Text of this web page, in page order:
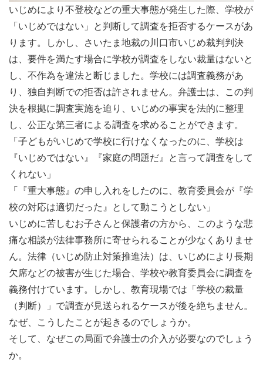
いじめにより不登校などの重大事態が発生した際、学校が
「いじめではない」と判断して調査を拒否するケースがあ
ります。しかし、さいたま地裁の川口市いじめ裁判判決
は、要件を満たす場合に学校が調査をしない裁量はないと
し、不作為を違法と断じました。学校には調査義務があ
り、独自判断での拒否は許されません。弁護士は、この判
決を根拠に調査実施を迫り、いじめの事実を法的に整理
し、公正な第三者による調査を求めることができます。
「子どもがいじめで学校に行けなくなったのに、学校は
『いじめではない』『家庭の問題だ』と言って調査をして
くれない」
「『重大事態』の申し入れをしたのに、教育委員会が『学
校の対応は適切だった』として動こうとしない」
いじめに苦しむお子さんと保護者の方から、このような悲
痛な相談が法律事務所に寄せられることが少なくありませ
ん。法律（いじめ防止対策推進法）は、いじめにより長期
欠席などの被害が生じた場合、学校や教育委員会に調査を
義務付けています。しかし、教育現場では「学校の裁量
（判断）」で調査が見送られるケースが後を絶ちません。
なぜ、こうしたことが起きるのでしょうか。
そして、なぜこの局面で弁護士の介入が必要なのでしょう
か。